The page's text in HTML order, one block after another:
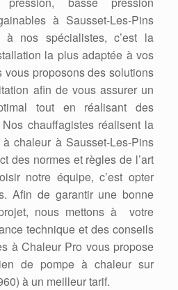
à Sausset-Les-Pins
à nos spécialistes, c’est la
la plus adaptée à vos
vous proposons des solutions
afin de vous assurer un
tout en réalisant des
Nos chauffagistes réalisent la
chaleur à Sausset-Les-Pins
des normes et règles de l’art
notre équipe, c’est opter
Afin de garantir une bonne
nous mettons à votre
technique et des conseils
à Chaleur Pro vous propose
de pompe à chaleur sur
à un meilleur tarif.